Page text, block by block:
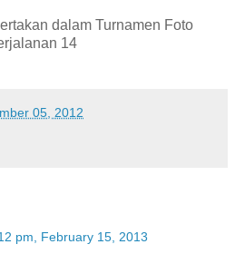
dalam Turnamen Foto
14
05, 2012
pm, February 15, 2013